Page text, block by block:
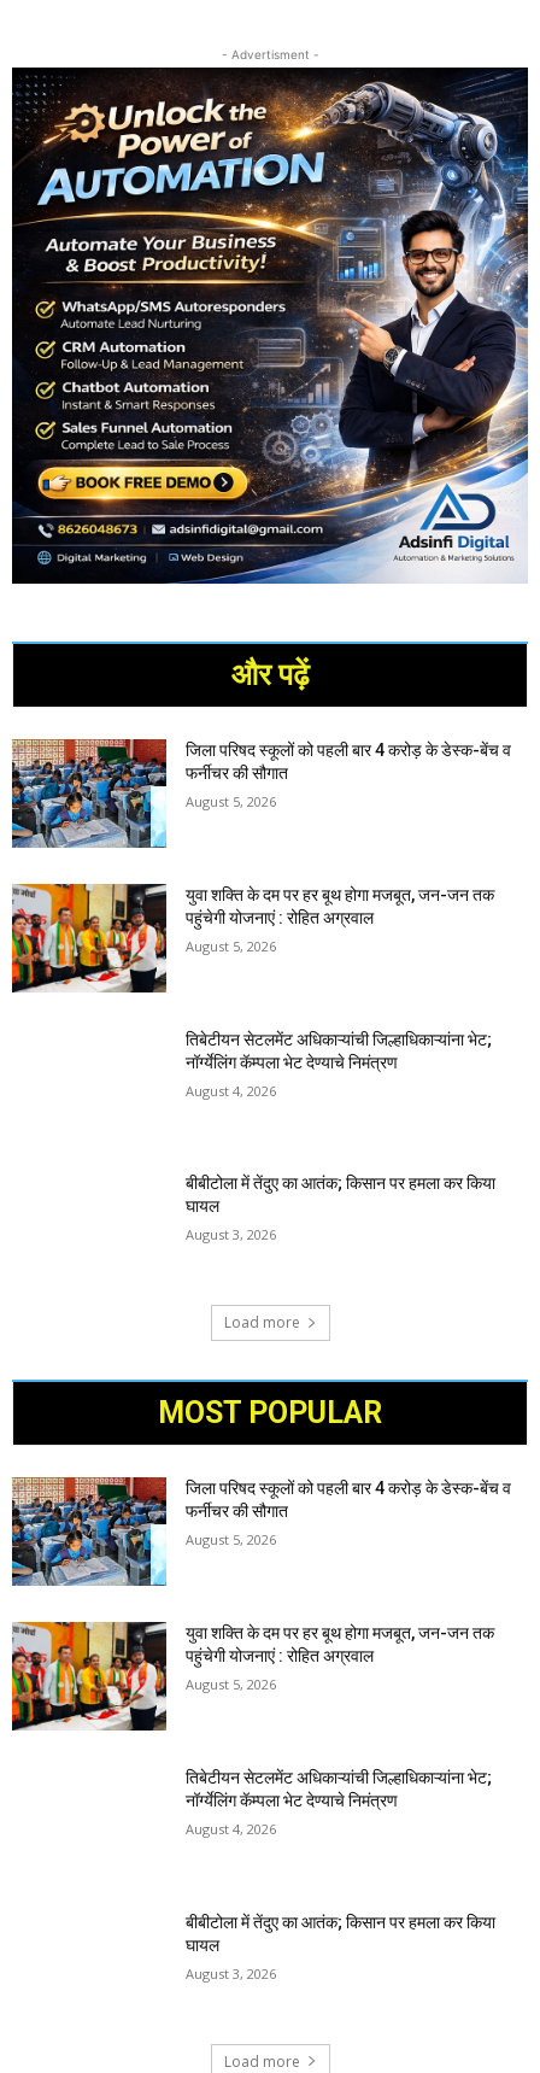
- Advertisment -
और पढ़ें
जिला परिषद स्कूलों को पहली बार 4 करोड़ के डेस्क-बेंच व
फर्नीचर की सौगात
August 5, 2026
युवा शक्ति के दम पर हर बूथ होगा मजबूत, जन-जन तक
पहुंचेगी योजनाएं : रोहित अग्रवाल
August 5, 2026
तिबेटीयन सेटलमेंट अधिकाऱ्यांची जिल्हाधिकाऱ्यांना भेट;
नॉर्ग्येलिंग कॅम्पला भेट देण्याचे निमंत्रण
August 4, 2026
बीबीटोला में तेंदुए का आतंक; किसान पर हमला कर किया
घायल
August 3, 2026
Load more
MOST POPULAR
जिला परिषद स्कूलों को पहली बार 4 करोड़ के डेस्क-बेंच व
फर्नीचर की सौगात
August 5, 2026
युवा शक्ति के दम पर हर बूथ होगा मजबूत, जन-जन तक
पहुंचेगी योजनाएं : रोहित अग्रवाल
August 5, 2026
तिबेटीयन सेटलमेंट अधिकाऱ्यांची जिल्हाधिकाऱ्यांना भेट;
नॉर्ग्येलिंग कॅम्पला भेट देण्याचे निमंत्रण
August 4, 2026
बीबीटोला में तेंदुए का आतंक; किसान पर हमला कर किया
घायल
August 3, 2026
Load more